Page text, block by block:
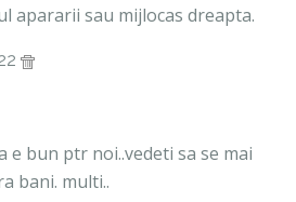
apararii sau mijlocas dreapta.
e bun ptr noi..vedeti sa se mai
bani. multi..